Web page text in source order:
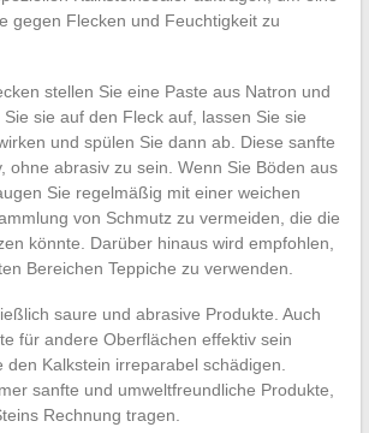
gegen Flecken und Feuchtigkeit zu
stellen Sie eine Paste aus Natron und
sie auf den Fleck auf, lassen Sie sie
und spülen Sie dann ab. Diese sanfte
ohne abrasiv zu sein. Wenn Sie Böden aus
Sie regelmäßig mit einer weichen
von Schmutz zu vermeiden, die die
könnte. Darüber hinaus wird empfohlen,
Bereichen Teppiche zu verwenden.
saure und abrasive Produkte. Auch
für andere Oberflächen effektiv sein
den Kalkstein irreparabel schädigen.
sanfte und umweltfreundliche Produkte,
Rechnung tragen.